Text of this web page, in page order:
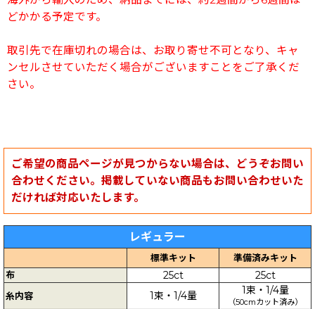
どかかる予定です。
取引先で在庫切れの場合は、お取り寄せ不可となり、キャ
ンセルさせていただく場合がございますことをご了承くだ
さい。
ご希望の商品ページが見つからない場合は、どうぞお問い
合わせください。掲載していない商品もお問い合わせいた
だければ対応いたします。
レギュラー
標準キット
準備済みキット
布
25ct 25ct
糸内容 1束・1/4量 1束・1/4量
（50cmカット済み）